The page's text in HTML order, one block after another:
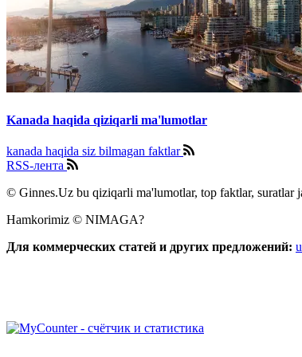
Kanada haqida qiziqarli ma'lumotlar
kanada haqida siz bilmagan faktlar
RSS-лента
© Ginnes.Uz bu qiziqarli ma'lumotlar, top faktlar, suratlar
Hamkorimiz © NIMAGA?
Для коммерческих статей и других предложений: